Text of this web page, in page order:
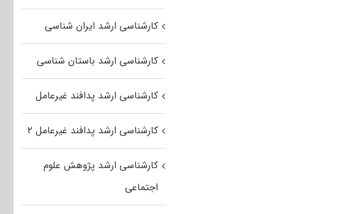
کارشناسی ارشد ایران شناسی
کارشناسی ارشد باستان شناسی
کارشناسی ارشد پدافند غیرعامل
کارشناسی ارشد پدافند غیرعامل ۲
کارشناسی ارشد پژوهش علوم
اجتماعی